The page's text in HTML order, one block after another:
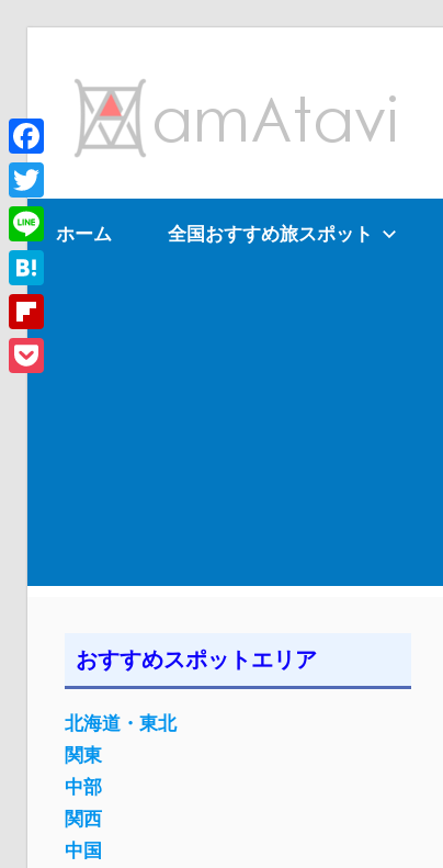
ン
ツ
へ
ス
キ
ッ
プ
を
見
ホーム 全国おすすめ旅スポット
おすすめスポットエリア
北海道・東北
関東
中部
関西
中国
Facebook
Twitter
Line
Hatena
Flipboard